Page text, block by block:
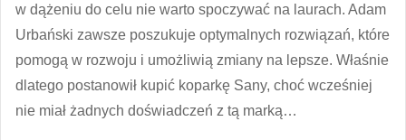
w dążeniu do celu nie warto spoczywać na laurach. Adam
Urbański zawsze poszukuje optymalnych rozwiązań, które
pomogą w rozwoju i umożliwią zmiany na lepsze. Właśnie
dlatego postanowił kupić koparkę Sany, choć wcześniej
nie miał żadnych doświadczeń z tą marką…